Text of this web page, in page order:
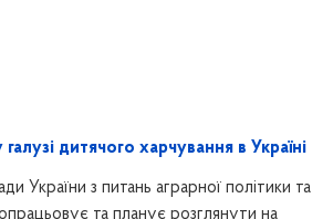
дитячого харчування в Україні
України з питань аграрної політики та
та планує розглянути на